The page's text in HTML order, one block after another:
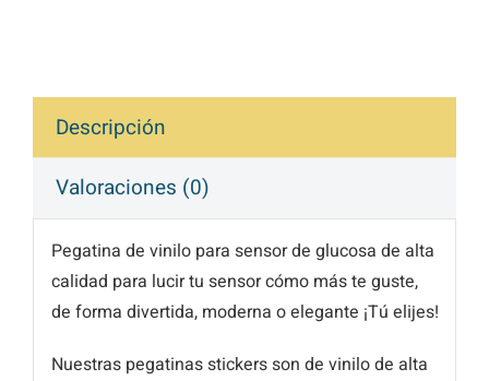
Descripción
Valoraciones (0)
Pegatina de vinilo para sensor de glucosa de alta
calidad para lucir tu sensor cómo más te guste,
de forma divertida, moderna o elegante ¡Tú elijes!
Nuestras pegatinas stickers son de vinilo de alta